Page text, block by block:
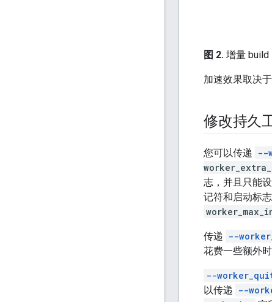
图 2. 增量 build
加速效果取决
修改持久
您可以传递 --
志，并且只能
记符和启动标
传递 --
花费一些额外
--
以传递 --